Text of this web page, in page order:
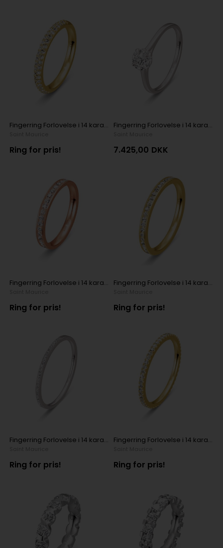
Fingerring Forlovelse i 14 karat gulguld med 40 x 0,0075 ct diamant
Ring for pris!
Fingerring Forlovelse i 14 karat hvidguld med 9 stk i alt 0,104 ct diamanter
7.425,00 DKK
Fingerring Forlovelse i 14 karat rosaguld med 20 x 0,02 ct diamanter
Ring for pris!
Fingerring Forlovelse i 14 karat gulguld med 26 x 0,01 ct diamant
Ring for pris!
Fingerring Forlovelse i 14 karat hvidguld med 30 x 0,0055 ct diamanter
Ring for pris!
Fingerring Forlovelse i 14 karat gulguld med 38 x 0,012 ct diamant
Ring for pris!